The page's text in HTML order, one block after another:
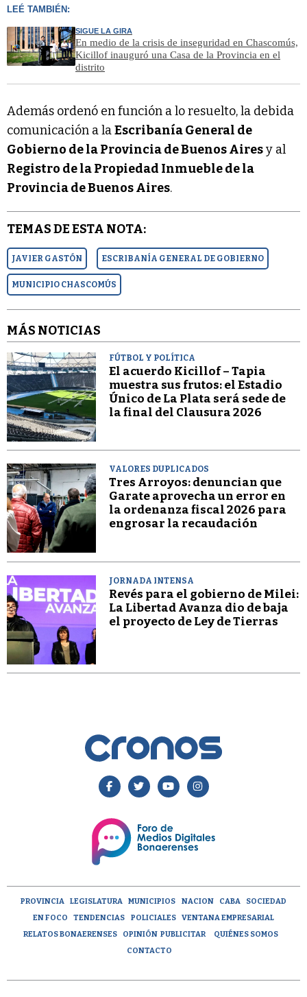
LEÉ TAMBIÉN:
SIGUE LA GIRA
En medio de la crisis de inseguridad en Chascomús,
Kicillof inauguró una Casa de la Provincia en el
distrito
Además ordenó en función a lo resuelto, la debida
comunicación a laEscribanía General de
Gobierno de la Provincia de Buenos Airesy al
Registro de la Propiedad Inmueble de la
Provincia de Buenos Aires.
TEMAS DE ESTA NOTA:
JAVIER GASTÓN ESCRIBANÍA GENERAL DE GOBIERNO
MUNICIPIO CHASCOMÚS
MÁS NOTICIAS
FÚTBOL Y POLÍTICA
El acuerdo Kicillof – Tapia
muestra sus frutos: el Estadio
Único de La Plata será sede de
la final del Clausura 2026
VALORES DUPLICADOS
Tres Arroyos: denuncian que
Garate aprovecha un error en
la ordenanza fiscal 2026 para
engrosar la recaudación
JORNADA INTENSA
Revés para el gobierno de Milei:
La Libertad Avanza dio de baja
el proyecto de Ley de Tierras
PROVINCIA LEGISLATURA MUNICIPIOS NACION CABA
SOCIEDAD
EN FOCO
TENDENCIAS POLICIALES
VENTANA EMPRESARIAL
RELATOS BONAERENSES
OPINIÓN PUBLICITAR
QUIÉNES SOMOS
CONTACTO